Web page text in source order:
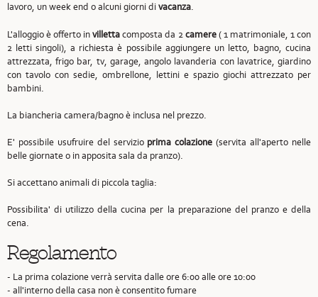
lavoro, un week end o alcuni giorni divacanza.
L'alloggio è offerto invillettacomposta da 2camere( 1 matrimoniale, 1 con
2 letti singoli), a richiesta è possibile aggiungere un letto, bagno, cucina
attrezzata, frigo bar, tv, garage, angolo lavanderia con lavatrice, giardino
con tavolo con sedie, ombrellone, lettini e spazio giochi attrezzato per
bambini.
La biancheria camera/bagno è inclusa nel prezzo.
E' possibile usufruire del servizio prima colazione (servita all'aperto nelle
belle giornate o in apposita sala da pranzo).
Si accettano animali di piccola taglia:
Possibilita' di utilizzo della cucina per la preparazione del pranzo e della
cena.
Regolamento
- La prima colazione verrà servita dalle ore 6:00 alle ore 10:00
- all'interno della casa non è consentito fumare